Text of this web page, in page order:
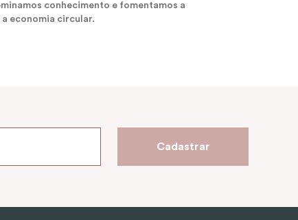
conhecimento e fomentamos a
economia circular.
Cadastrar